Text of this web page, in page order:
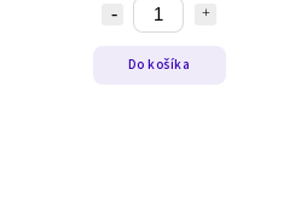
Do košíka